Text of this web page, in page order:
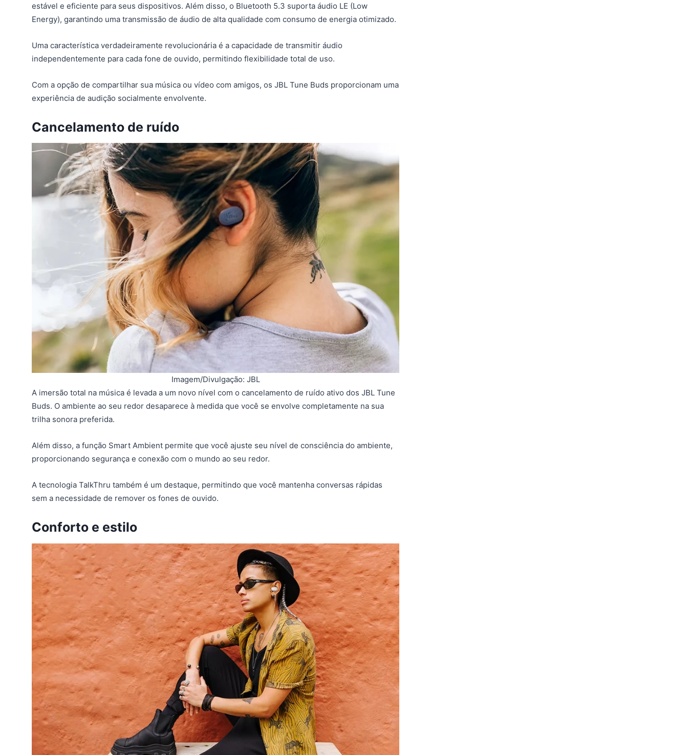
estável e eficiente para seus dispositivos. Além disso, o Bluetooth 5.3 suporta áudio LE (Low
Energy), garantindo uma transmissão de áudio de alta qualidade com consumo de energia otimizado.
Uma característica verdadeiramente revolucionária é a capacidade de transmitir áudio
independentemente para cada fone de ouvido, permitindo flexibilidade total de uso.
Com a opção de compartilhar sua música ou vídeo com amigos, os JBL Tune Buds proporcionam uma
experiência de audição socialmente envolvente.
Cancelamento de ruído
Imagem/Divulgação: JBL
A imersão total na música é levada a um novo nível com o cancelamento de ruído ativo dos JBL Tune
Buds. O ambiente ao seu redor desaparece à medida que você se envolve completamente na sua
trilha sonora preferida.
Além disso, a função Smart Ambient permite que você ajuste seu nível de consciência do ambiente,
proporcionando segurança e conexão com o mundo ao seu redor.
A tecnologia TalkThru também é um destaque, permitindo que você mantenha conversas rápidas
sem a necessidade de remover os fones de ouvido.
Conforto e estilo